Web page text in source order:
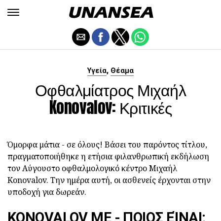
Υγεία, Θέαμα
Οφθαλμίατρος Μιχαήλ
Konovalov: Κριτικές
Όμορφα μάτια - σε όλους! Βάσει του παρόντος τίτλου,
πραγματοποιήθηκε η ετήσια φιλανθρωπική εκδήλωση
τον Αύγουστο οφθαλμολογικό κέντρο Μιχαήλ
Konovalov. Την ημέρα αυτή, οι ασθενείς έρχονται στην
υποδοχή για δωρεάν.
KONOVALOV ME - ΠΟΙΟΣ ΕΊΝΑΙ;